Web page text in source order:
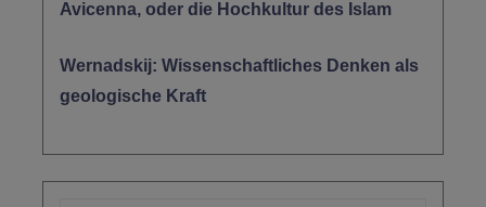
Avicenna, oder die Hochkultur des Islam
Wernadskij: Wissenschaftliches Denken als
geologische Kraft